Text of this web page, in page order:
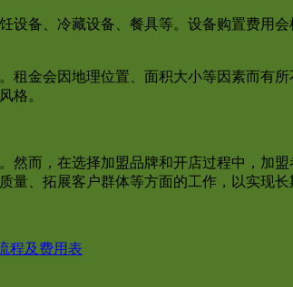
备、冷藏设备、餐具等。设备购置费用
租金会因地理位置、面积大小等因素而有
格。
而，在选择加盟品牌和开店过程中，加
、拓展客户群体等方面的工作，以实现长
程及费用表